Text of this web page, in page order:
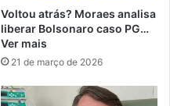
Voltou atrás? Moraes analisa
liberar Bolsonaro caso PG…
Ver mais
21 de março de 2026